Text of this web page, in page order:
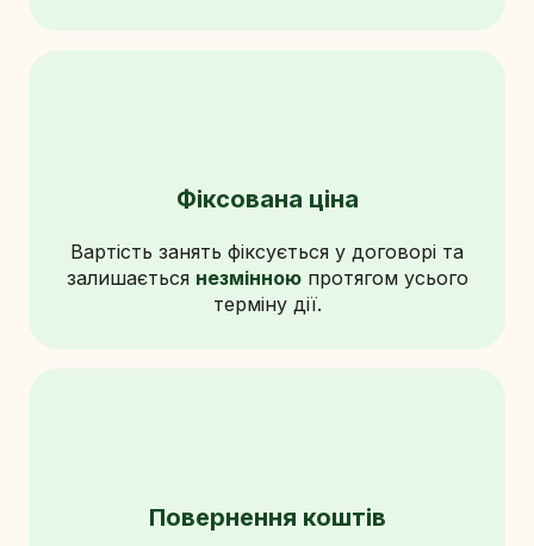
Фіксована ціна
Вартість занять фіксується у договорі та
залишається незмінноюпротягом усього
терміну дії.
Повернення коштів